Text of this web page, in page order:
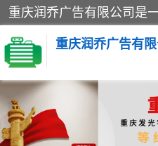
重庆润乔广告有限
招牌类